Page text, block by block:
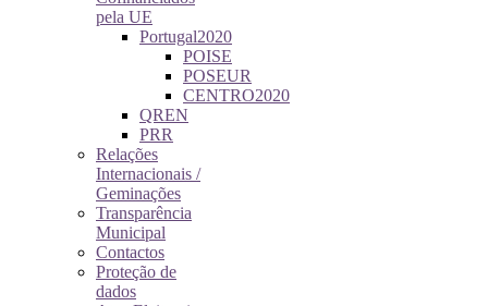
pela UE
Portugal2020
POISE
POSEUR
CENTRO2020
QREN
PRR
Relações
Internacionais /
Geminações
Transparência
Municipal
Contactos
Proteção de
dados